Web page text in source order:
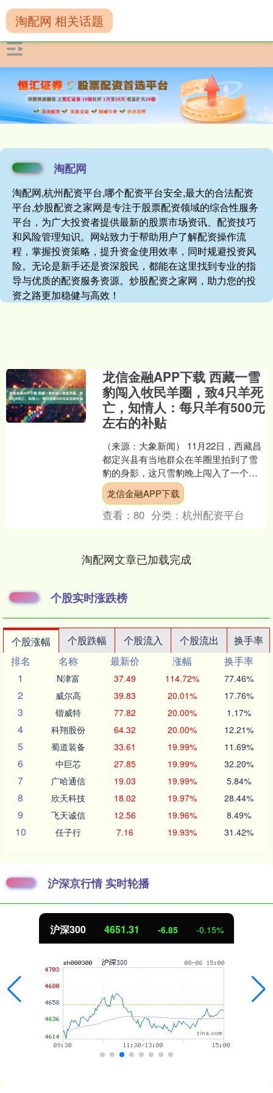
淘配网
淘配网,杭州配资平台,哪个配资平台安全,最大的合法配资
平台,炒股配资之家网是专注于股票配资领域的综合性服务
平台，为广大投资者提供最新的股票市场资讯、配资技巧
和风险管理知识。网站致力于帮助用户了解配资操作流
程，掌握投资策略，提升资金使用效率，同时规避投资风
险。无论是新手还是资深股民，都能在这里找到专业的指
导与优质的配资服务资源。炒股配资之家网，助力您的投
资之路更加稳健与高效！
淘配网 相关话题
龙信金融APP下载 西藏一雪
豹闯入牧民羊圈，致4只羊死
亡，知情人：每只羊有500元
左右的补贴
（来源：大象新闻） 11月22日，西藏昌
都定兴县有当地群众在羊圈里拍到了雪
豹的身影，这只雪豹晚上闯入了一个羊
圈，致4只羊死亡。 视频拍摄者称，雪豹
属于国家一级保....
龙信金融APP下载
查看：80 分类：杭州配资平台
淘配网文章已加载完成
个股实时涨跌榜
个股涨幅 个股跌幅 个股流入 个股流出
换手率
排名
名称 最新价 涨幅
换手率
1
N津富 37.49 114.72% 77.46%
2 威尔高 39.83 20.01% 17.76%
3 锴威特 77.82 20.00% 1.17%
4 科翔股份 64.32 20.00% 12.21%
5 蜀道装备 33.61 19.99% 11.69%
6 中巨芯 27.85 19.99% 32.20%
7 广哈通信 19.03 19.99% 5.84%
8 欣天科技 18.02 19.97% 28.44%
9 飞天诚信 12.56 19.96% 8.49%
10 任子行 7.16 19.93% 31.42%
沪深京行情 实时轮播
沪深300 4651.31 -6.85 -0.15%